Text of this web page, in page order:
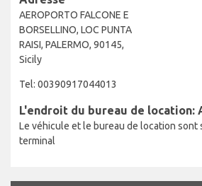
AEROPORTO FALCONE E
BORSELLINO, LOC PUNTA
RAISI, PALERMO, 90145,
Sicily
Tel: 00390917044013
L'endroit du bureau de location:
Le véhicule et le bureau de location sont
terminal